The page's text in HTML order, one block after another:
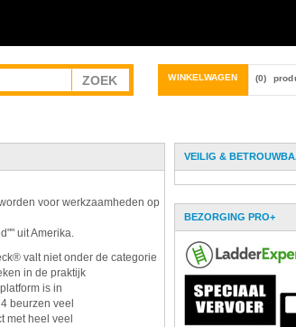
WINKELWAGEN (0)
voor werkzaamheden op
uit Amerika.
valt niet onder de categorie
in de praktijk
is in
beurzen veel
met heel veel
VEILIG &
BEZORGING PRO+